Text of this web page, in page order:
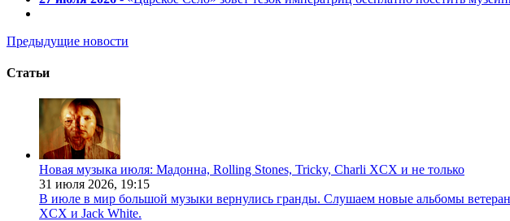
Предыдущие новости
Статьи
Новая музыка июля: Мадонна, Rolling Stones, Tricky, Charli XCX и не только
31 июля 2026, 19:15
В июле в мир большой музыки вернулись гранды. Слушаем новые альбомы
XCX и Jack White.